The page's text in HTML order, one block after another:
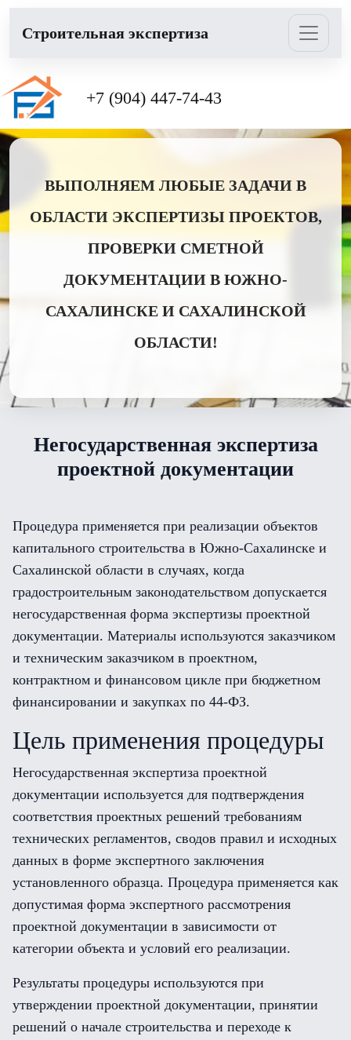
Cтроительная экспертиза
+7 (904) 447-74-43
ВЫПОЛНЯЕМ ЛЮБЫЕ ЗАДАЧИ В
ОБЛАСТИ ЭКСПЕРТИЗЫ ПРОЕКТОВ,
ПРОВЕРКИ СМЕТНОЙ
ДОКУМЕНТАЦИИ В ЮЖНО-
САХАЛИНСКЕ И САХАЛИНСКОЙ
ОБЛАСТИ!
Негосударственная экспертиза
проектной документации
Процедура применяется при реализации объектов
капитального строительства в Южно-Сахалинске и
Сахалинской области в случаях, когда
градостроительным законодательством допускается
негосударственная форма экспертизы проектной
документации. Материалы используются заказчиком
и техническим заказчиком в проектном,
контрактном и финансовом цикле при бюджетном
финансировании и закупках по 44-ФЗ.
Цель применения процедуры
Негосударственная экспертиза проектной
документации используется для подтверждения
соответствия проектных решений требованиям
технических регламентов, сводов правил и исходных
данных в форме экспертного заключения
установленного образца. Процедура применяется как
допустимая форма экспертного рассмотрения
проектной документации в зависимости от
категории объекта и условий его реализации.
Результаты процедуры используются при
утверждении проектной документации, принятии
решений о начале строительства и переходе к